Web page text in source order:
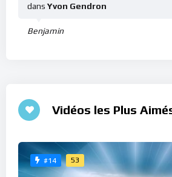
Benjamin
dans Yvon Gendron
Vidéos les Plus
#14 53